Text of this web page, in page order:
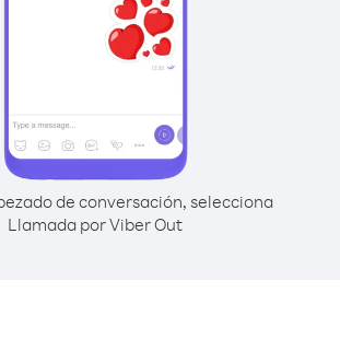
de conversación, selecciona
Llamada por Viber Out